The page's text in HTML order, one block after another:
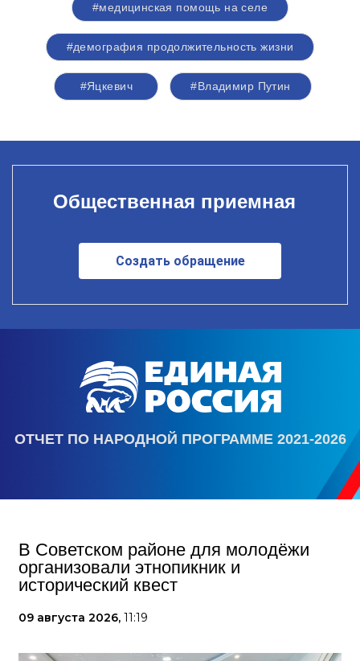
#медицинская помощь на селе
#демография продолжительность жизни
#Яцкевич #Владимир Путин
Общественная приемная
Создать обращение
ОТЧЕТ ПО НАРОДНОЙ ПРОГРАММЕ 2021-2026
В Советском районе для молодёжи
организовали этнопикник и
исторический квест
09 августа 2026, 11:19